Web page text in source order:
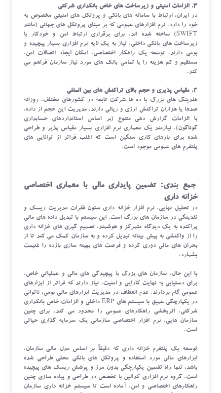
۳. الزامات امنیتی و زیرساخت های خاص بانکداری شرکتی
در ایران، ارتباط با سامانه های بانکی و پروتکل های امنیتی مخصوص به
خود را دارد. نرم افزارهای عمومی که بر مبنای پروتکل های جهانی (مانند
SWIFT) ساخته شده اند، برای برقراری ارتباط امن و خودکار با
زیرساخت های بانکی داخلی، نیاز به یک لایه نرم افزاری بسیار پیچیده و
بومی دارند. توسعه یک راهکار اختصاصی، امکان ایجاد اتصالات امن،
مستقیم و کم هزینه را با تمامی بانک های مورد نیاز سازمان فراهم می
کند.
۴. مقیاس پذیری و حجم بالای تراکنش های بین المللی
هلدینگ های بزرگ با ده ها شرکت تابعه در کشورهای مختلف، روزانه
صدها یا هزاران تراکنش ارزی و ریالی دارند. مدیریت این حجم از داده،
با الزامات گزارش دهی متنوع (بر اساس استانداردهای حسابداری
گوناگون)، نیازمند یک معماری نرم افزاری بسیار مقیاس پذیر و طراحی
شده برای بارهای کاری سنگین است که اغلب فراتر از توانایی های
پلتفرم های عمومی موجود است.
جمع بندی: تضمین پایداری مالی با معماری اختصاصی
خزانه داری
در تحلیل نهایی، نرم افزار خزانه داری ستون فقرات مدیریت ریسک و
نقدینگی در سازمان های بزرگ است. این سیستم با تبدیل داده های مالی
پراکنده به یک دیدگاه متمرکز و هوشمند، تصمیم گیری های خزانه داری
را از واکنشی به پیش بینانه تبدیل کرده و به سازمان کمک می کند تا از
بحران های مالی دوری کرده و فرصت های بهینه سازی بازده را غنیمت
بشمارد.
با این حال، سازمان های بزرگ با پیچیدگی های مالی و عملیاتی خاص،
برای دستیابی به نهایت کارایی و امنیت، نیاز دارند که فراتر از ابزارهای
عمومی گام بردارند. عدم انعطاف در مدیریت ابزارهای مالی بومی، ناتوانی
در یکپارچگی عمیق با سیستم های ERP داخلی و الزامات خاص بانکداری
شرکتی، اثربخشی راهکارهای عمومی را محدود می کند. برای چنین
سازمان هایی، نرم افزار اختصاصی سازمانی یک سرمایه گذاری حیاتی
است.
توسعه یک پلتفرم خزانه داری که دقیقاً بر اساس مدل مالی سازمان،
ابزارهای مالی مورد استفاده و پروتکل های بانکی محلی طراحی شده
باشد، تنها راه تضمین یکپارچگی بدون مرز و پوشش ریسک های پیچیده
است. گروه نرم افزاری کدالین با تخصص در طراحی و پیاده سازی چنین
راهکارهای اختصاصی و امن، آماده است تا سیستم خزانه داری سازمان